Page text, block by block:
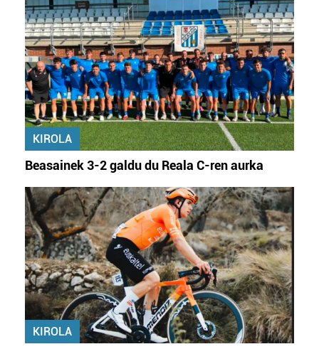
KIROLA
Beasainek 3-2 galdu du Reala C-ren aurka
KIROLA